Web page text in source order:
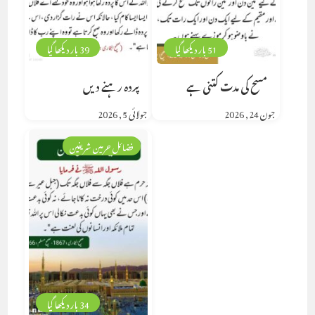
39 بار دیکھا گیا
پردہ رہنے دیں
جولائی 5, 2026
51 بار دیکھا گیا
مسح کی مدت کتنی ہے
جون 24, 2026
34 بار دیکھا گیا
فضائل حرمین شریفین